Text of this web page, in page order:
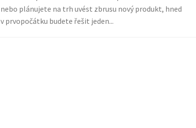
nebo plánujete na trh uvést zbrusu nový produkt, hned
v prvopočátku budete řešit jeden...